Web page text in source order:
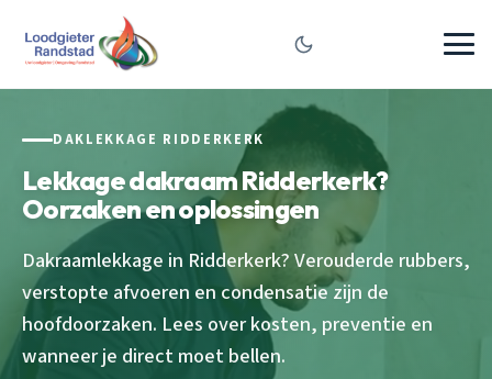
DAKLEKKAGE RIDDERKERK
Lekkage dakraam Ridderkerk?
Oorzaken en oplossingen
Dakraamlekkage in Ridderkerk? Verouderde rubbers,
verstopte afvoeren en condensatie zijn de
hoofdoorzaken. Lees over kosten, preventie en
wanneer je direct moet bellen.